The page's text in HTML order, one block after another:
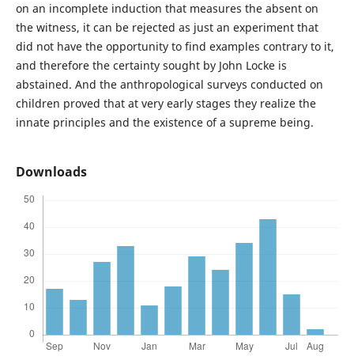
on an incomplete induction that measures the absent on
the witness, it can be rejected as just an experiment that
did not have the opportunity to find examples contrary to it,
and therefore the certainty sought by John Locke is
abstained. And the anthropological surveys conducted on
children proved that at very early stages they realize the
innate principles and the existence of a supreme being.
Downloads